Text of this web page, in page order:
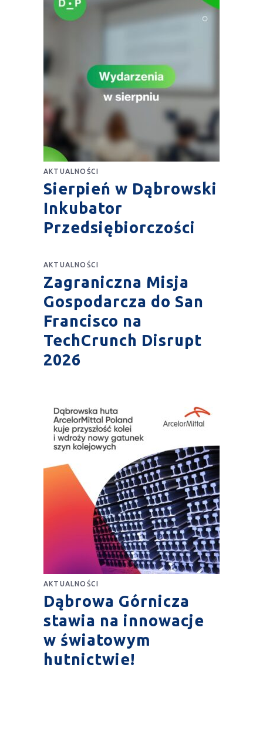
AKTUALNOŚCI
Sierpień w Dąbrowski
Inkubator
Przedsiębiorczości
AKTUALNOŚCI
Zagraniczna Misja
Gospodarcza do San
Francisco na
TechCrunch Disrupt
2026
AKTUALNOŚCI
Dąbrowa Górnicza
stawia na innowacje
w światowym
hutnictwie!